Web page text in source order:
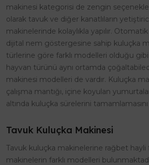
makinesi kategorisi de zengin
olarak tavuk ve diğer kanatlıların
makinelerinde kolaylıkla yapılır.
dijital nem göstergesine sahip kuluçka
türlerine göre farklı modelleri olduğu gibi
hayvan türünü aynı ortamda
makinesi modelleri de vardır. Kuluçka
çalışma mantığı, içine koyulan
altında kuluçka sürelerini
Tavuk Kuluçka Makinesi
Tavuk kuluçka makinelerine rağbet hayli
makinelerin farklı modelleri